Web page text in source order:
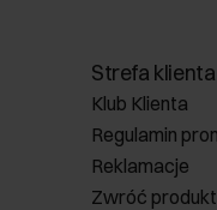
Strefa klienta
Klub Klienta
Regulamin
Reklamacje
Zwróć